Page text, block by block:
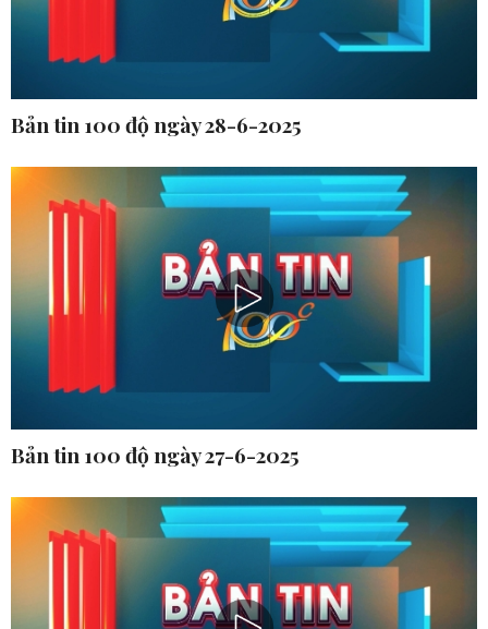
Bản tin 100 độ ngày 28-6-2025
Bản tin 100 độ ngày 27-6-2025